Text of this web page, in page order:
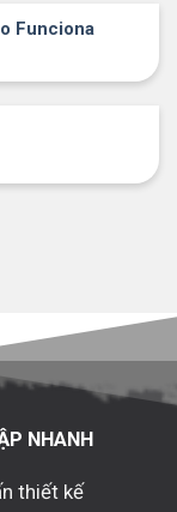
Funciona
NHANH
thiết kế